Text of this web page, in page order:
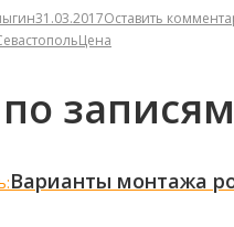
31.03.2017Оставить
Цена
записям
Варианты монтажа